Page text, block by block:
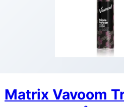
Matrix Vavoom